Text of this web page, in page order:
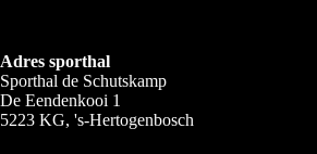
Adres sporthal
Sporthal de Schutskamp
De Eendenkooi 1
5223 KG, 's-Hertogenbosch